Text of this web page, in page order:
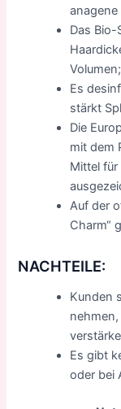
Das
Volumen;
Es
stärkt
Die
mit dem
Mittel
Auf der
Charm“
NACHTEILE:
Kunden
Es gibt
oder bei